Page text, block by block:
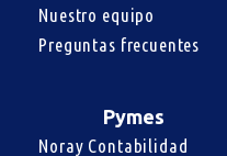
Nuestro equipo
Preguntas frecuentes
Pymes
Noray Contabilidad